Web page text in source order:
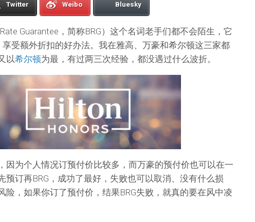
Twitter Weibo Bluesky
Guarantee，简称BRG）这个名词老手们都不会陌生，它
享受额外折扣的好办法。我在雅高、万豪和希尔顿这三家都
以希尔顿为最，有过两三次经验，都没遇过什么波折。
因为个人情况订预付价比较多，而万豪的预付价也可以在一
预订再BRG，成功了最好，失败也可以取消、没有什么损
险，如果你订了预付价，结果BRG失败，就真的要在风中凌